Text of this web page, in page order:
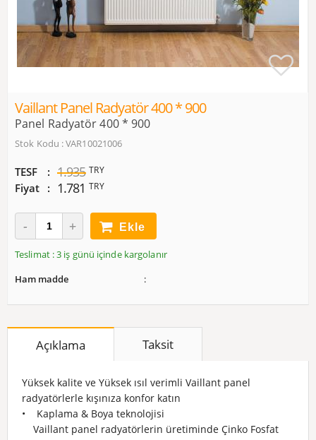
Vaillant Panel Radyatör 400 * 900
Panel Radyatör 400 * 900
Stok Kodu : VAR10021006
TESF 1.935 TRY
Fiyat 1.781 TRY
Ekle
Teslimat : 3 iş günü içinde kargolanır
Ham madde
Açıklama Taksit
Yüksek kalite ve Yüksek ısıl verimli Vaillant panel
radyatörlerle kışınıza konfor katın
• Kaplama & Boya teknolojisi
Vaillant panel radyatörlerin üretiminde Çinko Fosfat